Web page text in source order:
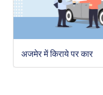
अजमेर में किराये पर कार